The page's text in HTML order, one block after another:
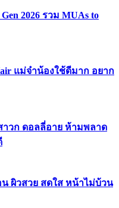
2026 รวม MUAs to
แม่จ๋าน้องใช้ดีมาก อยาก
าวก ดอลลี่อาย ห้ามพลาด
ผิวสวย สดใส หน้าไม่บ้วน